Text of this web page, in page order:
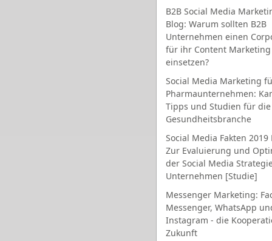
B2B Social Media
Blog: Warum sollten B2B
Unternehmen einen
für ihr Content Marketing
einsetzen?
Social Media Marketing
Pharmaunternehmen:
Tipps und Studien für die
Gesundheitsbranche
Social Media Fakten 2019
Zur Evaluierung und
der Social Media
Unternehmen [Studie]
Messenger Marketing:
Messenger, WhatsApp
Instagram - die
Zukunft